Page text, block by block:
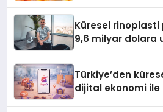
Küresel rinoplasti
9,6 milyar dolara
Türkiye’den
dijital ekonomi